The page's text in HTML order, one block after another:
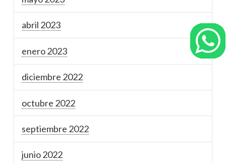
abril 2023
enero 2023
diciembre 2022
octubre 2022
septiembre 2022
junio 2022